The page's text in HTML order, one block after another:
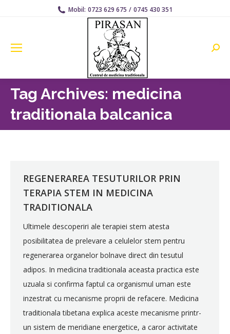
Mobil: 0723 629 675 / 0745 430 351
Tag Archives: medicina
traditionala balcanica
REGENERAREA TESUTURILOR PRIN
TERAPIA STEM IN MEDICINA
TRADITIONALA
Ultimele descoperiri ale terapiei stem atesta
posibilitatea de prelevare a celulelor stem pentru
regenerarea organelor bolnave direct din tesutul
adipos. In medicina traditionala aceasta practica este
uzuala si confirma faptul ca organismul uman este
inzestrat cu mecanisme proprii de refacere. Medicina
traditionala tibetana explica aceste mecanisme printr-
un sistem de meridiane energetice, a caror activitate